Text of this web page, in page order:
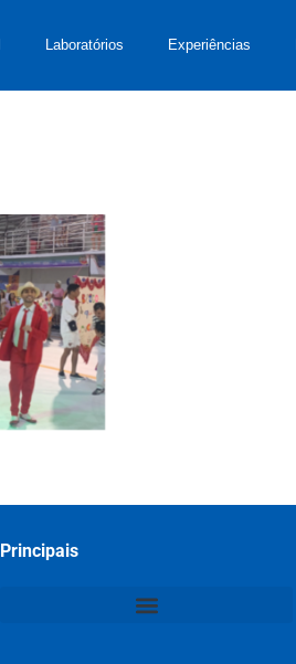
Laboratórios Experiências
Principais